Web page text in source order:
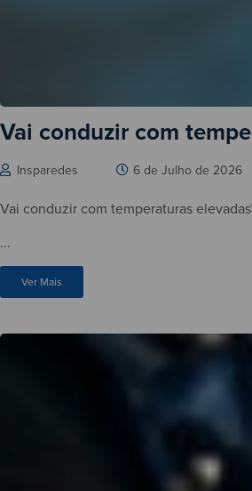
Vai conduzir com
Insparedes 6 de Julho de 2026
Vai conduzir com temperaturas
...
Ver Mais